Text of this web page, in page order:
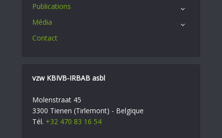
Publications
Média
Contact
vzw KBIVB-IRBAB asbl
Molenstraat 45
3300 Tienen (Tirlemont) - Belgique
Tél. +32 470 83 16 54